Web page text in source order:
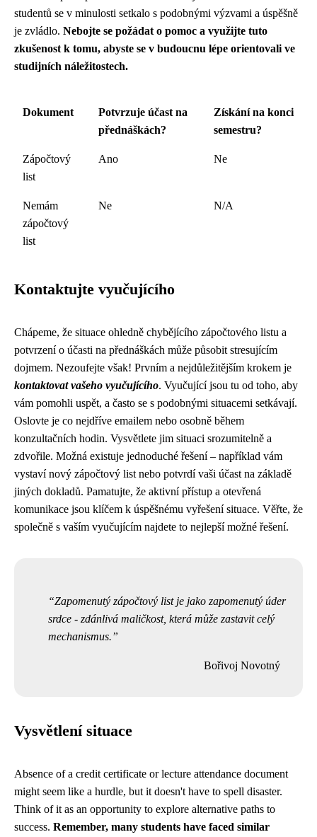
studentů se v minulosti setkalo s podobnými výzvami a úspěšně
je zvládlo. Nebojte se požádat o pomoc a využijte tuto
zkušenost k tomu, abyste se v budoucnu lépe orientovali ve
studijních náležitostech.
Dokument
Potvrzuje účast na
přednáškách?
Získání na konci
semestru?
Zápočtový
list
Ano Ne
Nemám
zápočtový
list
Ne N/A
Kontaktujte vyučujícího
Chápeme, že situace ohledně chybějícího zápočtového listu a
potvrzení o účasti na přednáškách může působit stresujícím
dojmem. Nezoufejte však! Prvním a nejdůležitějším krokem je
kontaktovat vašeho vyučujícího. Vyučující jsou tu od toho, aby
vám pomohli uspět, a často se s podobnými situacemi setkávají.
Oslovte je co nejdříve emailem nebo osobně během
konzultačních hodin. Vysvětlete jim situaci srozumitelně a
zdvořile. Možná existuje jednoduché řešení – například vám
vystaví nový zápočtový list nebo potvrdí vaši účast na základě
jiných dokladů. Pamatujte, že aktivní přístup a otevřená
komunikace jsou klíčem k úspěšnému vyřešení situace. Věřte, že
společně s vaším vyučujícím najdete to nejlepší možné řešení.
Zapomenutý zápočtový list je jako zapomenutý úder
srdce - zdánlivá maličkost, která může zastavit celý
mechanismus.
Bořivoj Novotný
Vysvětlení situace
Absence of a credit certificate or lecture attendance document
might seem like a hurdle, but it doesn't have to spell disaster.
Think of it as an opportunity to explore alternative paths to
success. Remember, many students have faced similar